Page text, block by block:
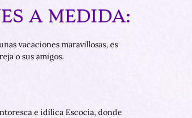
A MEDIDA:
vacaciones maravillosas, es
o sus amigos.
e idílica Escocia, donde